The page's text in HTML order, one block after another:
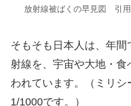
放射線被ばくの早見図 引用
そもそも日本人は、年
射線を、宇宙や大地・
われています。（ミリ
1/1000です。）